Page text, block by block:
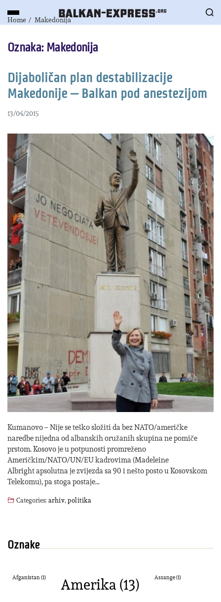
Home Makedonija
Oznaka: Makedonija
Dijaboličan plan destabilizacije
Makedonije – Balkan pod anestezijom
13/04/2015
Kumanovo – Nije se teško složiti da bez NATO/američke
naredbe nijedna od albanskih oružanih skupina ne pomiče
prstom. Kosovo je u potpunosti promreženo
Američkim/NATO/UN/EU kadrovima (Madeleine
Albright apsolutna je zvijezda sa 90 i nešto posto u Kosovskom
Telekomu), pa stoga postaje…
Categories:arhiv,politika
Oznake
Afganistan(1) Amerika(13) Assange(1)